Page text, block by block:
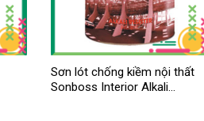
Sơn lót chống kiềm nội thất
Sonboss Interior Alkali